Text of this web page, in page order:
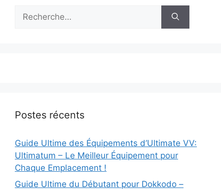
Postes récents
Guide Ultime des Équipements d’Ultimate VV:
Ultimatum – Le Meilleur Équipement pour
Chaque Emplacement !
Guide Ultime du Débutant pour Dokkodo –